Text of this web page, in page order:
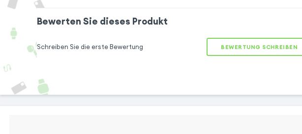
Hauchen Sie Ihrem Smartphone neues Leben
Bewerten Sie dieses Produkt
Schreiben Sie die erste Bewertung BEWERTUNG SCHREIBEN